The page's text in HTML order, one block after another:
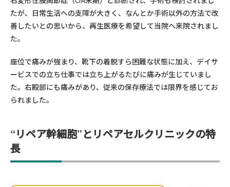
たが、日常生活への支障が大きく、なんとか手術以外の方法で改
善したいとの思いから、再生医療を希望して当院へ来院されまし
た。
座位で痛みが強まり、靴下の着脱すら困難な状態に加え、デイサ
ービスでの立ち仕事では立ち上がるたびに痛みが生じていまし
た。右殿部にも痛みがあり、従来の保存療法では限界を感じてお
られました。
“リペア幹細胞”とリペアセルクリニックの特
長